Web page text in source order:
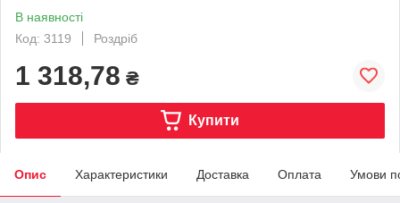
В наявності
Код: 3119
Роздріб
1 318,78 ₴
Купити
Опис Характеристики Доставка Оплата Умови